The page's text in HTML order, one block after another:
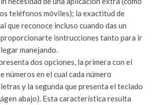
teléfonos móviles); la exactitud de
que reconoce incluso cuando das un
proporcionarte isntrucciones tanto para ir
manejando.
dos opciones, la primera con el
números en el cual cada número
y la segunda que presenta el teclado
abajo). Esta característica resulta